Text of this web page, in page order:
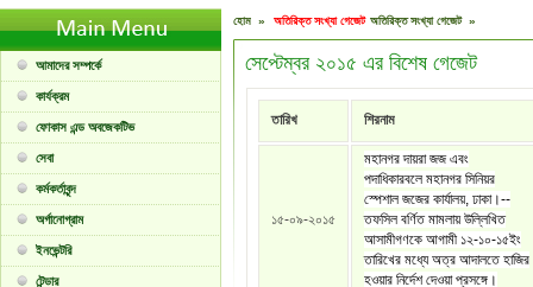
আমাদের সম্পর্কে
কার্যক্রম
ফোকাস এন্ড অবজেকটিভ
সেবা
কর্মকর্তাবৃন্দ
অর্গানোগ্রাম
ইনভেন্টরি
টেন্ডার
হোম » অতিরিক্ত সংখ্যা গেজেট অতিরিক্ত সংখ্যা গেজেট »
সেপ্টেম্বর ২০১৫ এর বিশেষ গেজেট
তারিখ শিরনাম
১৫-০৯-২০১৫
মহানগর দায়রা জজ এবং
পদাধিকারবলে মহানগর সিনিয়র
স্পেশাল জজের কার্যালয়, ঢাকা।--
তফসিল বর্ণিত মামলায় উল্লিখিত
আসামীগণকে আগামী ১২-১০-১৫ইং
তারিখের মধ্যে অত্র আদালতে হাজির
হওয়ার নির্দেশ দেওয়া প্রসঙ্গে।